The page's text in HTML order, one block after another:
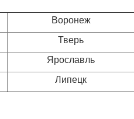
Воронеж
Тверь
Ярославль
Липецк